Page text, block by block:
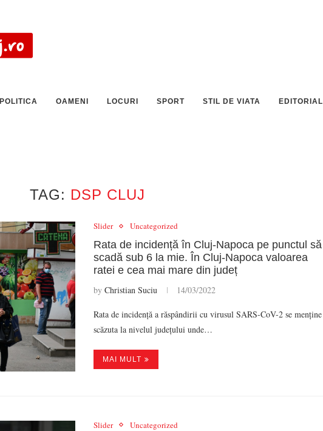
POLITICA OAMENI LOCURI SPORT STIL DE VIATA EDITORIAL
TAG: DSP CLUJ
Slider Uncategorized
Rata de incidență în Cluj-Napoca pe punctul să
scadă sub 6 la mie. În Cluj-Napoca valoarea
ratei e cea mai mare din județ
by Christian Suciu 14/03/2022
Rata de incidență a răspândirii cu virusul SARS-CoV-2 se menține
scăzuta la nivelul județului unde…
MAI MULT
Slider Uncategorized